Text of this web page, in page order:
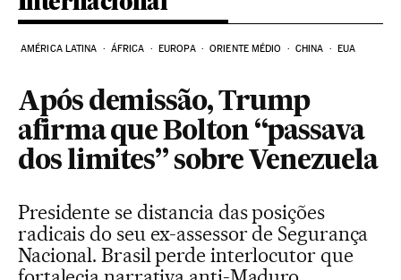
AMÉRICA LATINA ÁFRICA EUROPA ORIENTE MÉDIO CHINA EUA
Após demissão, Trump
afirma que Bolton “passava
dos limites” sobre Venezuela
Presidente se distancia das posições
radicais do seu ex-assessor de Segurança
Nacional. Brasil perde interlocutor que